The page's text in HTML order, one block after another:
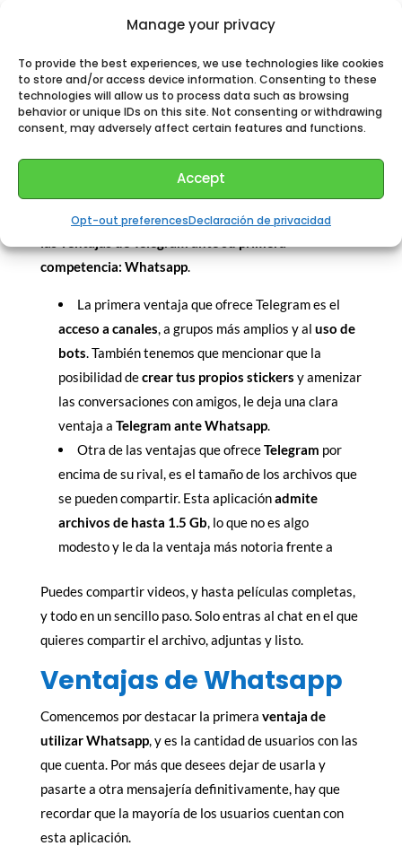
Manage your privacy
To provide the best experiences, we use technologies like cookies
to store and/or access device information. Consenting to these
technologies will allow us to process data such as browsing
behavior or unique IDs on this site. Not consenting or withdrawing
consent, may adversely affect certain features and functions.
Accept
Opt-out preferencesDeclaración de privacidad
tienda de stickersmuy amplia y variada. Además
esto sin duda llama la atención de una gran cantidad de
usuarios, aunque ahora Whatsapp también ha
implementado el uso de ellos.
Ventajas de Telegram
están claras. Ahora bien, llegó el momento de resaltar
competencia: Whatsapp.
La primera ventaja que ofrece Telegram es el
acceso a canales, a grupos más amplios y al uso de
bots. También tenemos que mencionar que la
posibilidad decrear tus propios stickers y amenizar
las conversaciones con amigos, le deja una clara
ventaja a Telegram ante Whatsapp.
Otra de las ventajas que ofreceTelegram por
encima de su rival, es el tamaño de los archivos que
se pueden compartir. Esta aplicaciónadmite
archivos de hasta 1.5 Gb, lo que no es algo
modesto y le da la ventaja más notoria frente a
Puedes compartir videos, y hasta películas completas,
y todo en un sencillo paso. Solo entras al chat en el que
quieres compartir el archivo, adjuntas y listo.
Ventajas de Whatsapp
Comencemos por destacar la primera ventaja de
utilizar Whatsapp, y es la cantidad de usuarios con las
que cuenta. Por más que desees dejar de usarla y
pasarte a otra mensajería definitivamente, hay que
recordar que la mayoría de los usuarios cuentan con
esta aplicación.